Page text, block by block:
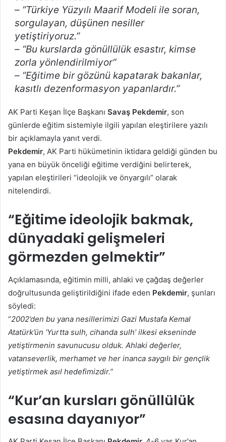
– “Türkiye Yüzyılı Maarif Modeli ile soran,
sorgulayan, düşünen nesiller
yetiştiriyoruz.”
– “Bu kurslarda gönüllülük esastır, kimse
zorla yönlendirilmiyor“
– “Eğitime bir gözünü kapatarak bakanlar,
kasıtlı dezenformasyon yapanlardır.”
AK Parti Keşan İlçe Başkanı Savaş Pekdemir, son
günlerde eğitim sistemiyle ilgili yapılan eleştirilere yazılı
bir açıklamayla yanıt verdi.
Pekdemir, AK Parti hükümetinin iktidara geldiği günden bu
yana en büyük önceliği eğitime verdiğini belirterek,
yapılan eleştirileri “ideolojik ve önyargılı” olarak
nitelendirdi.
“Eğitime ideolojik bakmak,
dünyadaki gelişmeleri
görmezden gelmektir”
Açıklamasında, eğitimin milli, ahlaki ve çağdaş değerler
doğrultusunda geliştirildiğini ifade eden Pekdemir, şunları
söyledi:
“2002’den bu yana nesillerimizi Gazi Mustafa Kemal
Atatürk’ün ‘Yurtta sulh, cihanda sulh’ ilkesi ekseninde
yetiştirmenin savunucusu olduk. Ahlaki değerler,
vatanseverlik, merhamet ve her inanca saygılı bir gençlik
yetiştirmek asıl hedefimizdir.”
“Kur’an kursları gönüllülük
esasına dayanıyor”